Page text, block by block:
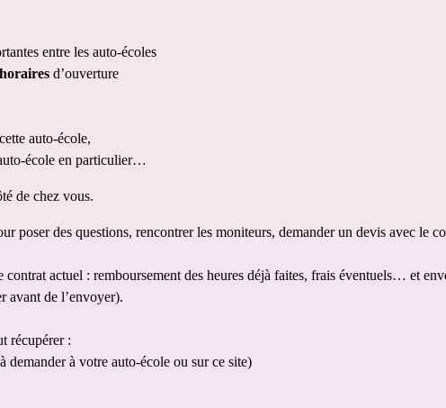
entre les auto-écoles
horaires d’ouverture
auto-école,
école en particulier…
de chez vous.
poser des questions, rencontrer les moniteurs, demander un devis avec le
actuel : remboursement des heures déjà faites, frais éventuels… et
avant de l’envoyer).
récupérer :
demander à votre auto-école ou sur ce site)